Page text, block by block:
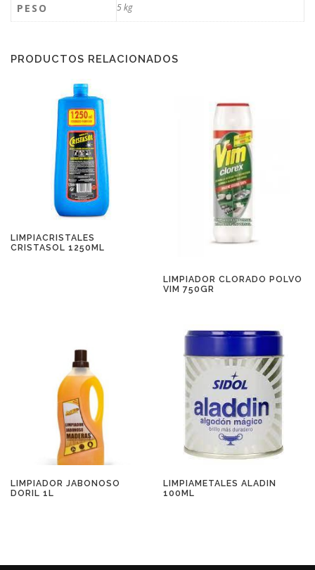
PESO 5 kg
PRODUCTOS RELACIONADOS
LIMPIACRISTALES
CRISTASOL 1250ML
LIMPIADOR CLORADO POLVO
VIM 750GR
LIMPIADOR JABONOSO
DORIL 1L
LIMPIAMETALES ALADIN
100ML